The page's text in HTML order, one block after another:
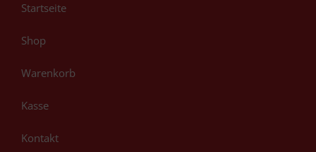
Startseite
Shop
Warenkorb
Kasse
Kontakt